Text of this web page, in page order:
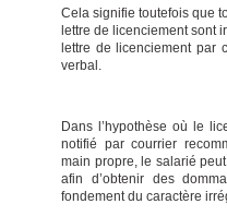
Cela signifie toutefois que
lettre de licenciement sont
lettre de licenciement par
verbal.
Dans l’hypothèse où le
notifié par courrier
main propre, le salarié
afin d’obtenir des
fondement du caractère